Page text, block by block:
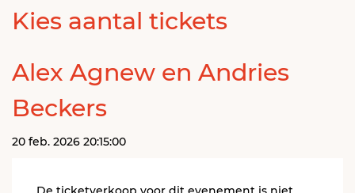
Kies aantal tickets
Alex Agnew en Andries
Beckers
20 feb. 2026 20:15:00